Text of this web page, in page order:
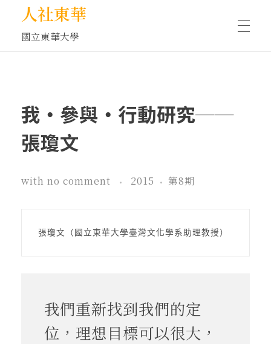
人社東華
國立東華大學
藝文空間
關鍵詞
我‧參與‧行動研究──
張瓊文
with no comment 2015 第8期
張瓊文（國立東華大學臺灣文化學系助理教授）
我們重新找到我們的定
位，理想目標可以很大，